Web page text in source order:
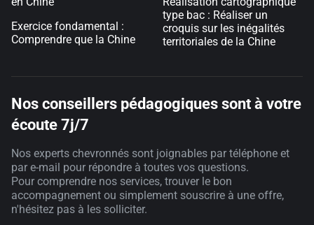
Exercice fondamental :
Comprendre que la Chine
type bac : Réaliser un
croquis sur les inégalités
territoriales de la Chine
Nos conseillers pédagogiques sont à votre
écoute 7j/7
Nos experts chevronnés sont joignables par téléphone et
par e-mail pour répondre à toutes vos questions.
Pour comprendre nos services, trouver le bon
accompagnement ou simplement souscrire à une offre,
n'hésitez pas à les solliciter.